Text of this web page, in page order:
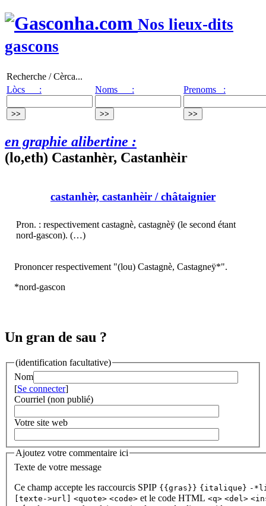
Nos lieux-dits
gascons
Recherche / Cèrca...
Lòcs :
Noms : Prenoms :
en graphie alibertine :
(lo,eth) Castanhèr, Castanhèir
castanhèr, castanhèir / châtaignier
Pron. : respectivement castagnè, castagnèÿ (le second étant
nord-gascon). (…)
Prononcer respectivement "(lou) Castagnè, Castagneÿ*".
*nord-gascon
Un gran de sau ?
(identification facultative)
Nom
[Se connecter]
Courriel (non publié)
Votre site web
Ajoutez votre commentaire ici
Texte de votre message
Ce champ accepte les raccourcis SPIP {{gras}} {italique} -
[texte->url] <quote> <code> et le code HTML <q> <del>